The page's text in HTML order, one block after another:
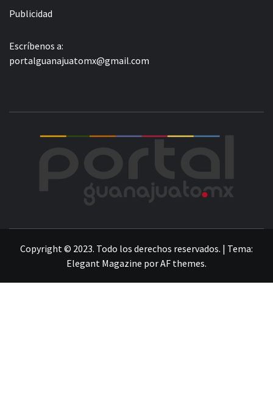
Publicidad
Escríbenos a:
portalguanajuatomx@gmail.com
Copyright © 2023. Todo los derechos reservados. | Tema:
Elegant Magazine porAF themes.